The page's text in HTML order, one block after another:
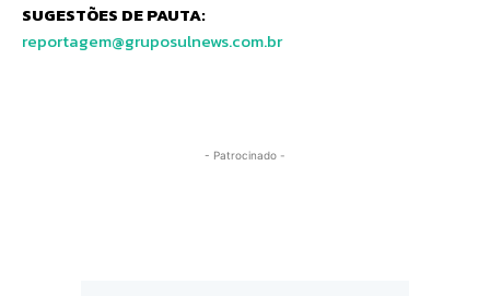
SUGESTÕES DE PAUTA:
reportagem@gruposulnews.com.br
- Patrocinado -